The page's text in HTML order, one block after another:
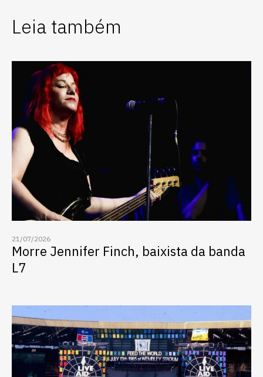
Leia também
21/07/2026
Morre Jennifer Finch, baixista da banda
L7
Escolha a vaga que você